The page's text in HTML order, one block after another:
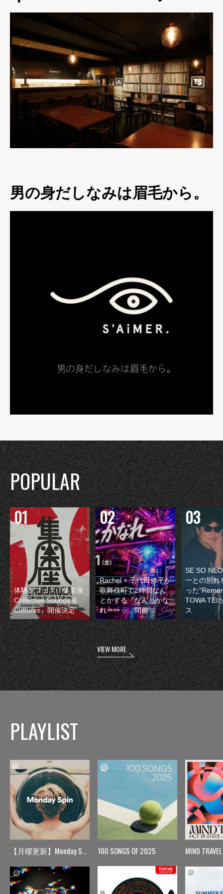
男の身だしなみは眉毛から。
POPULAR
体験型フェス『集楽座
Collective Sounds &
Cultures』開催決定
Rachel × 千代田修平が
歌舞伎町で2時間なん
とかする『なんとかな
れーーッ』開催
SE SO
一との別れ
った
TOWA TEI
ス
VIEW MORE
PLAYLIST
【月曜更新】Monday Spin 100 SONGS OF 2025 MIND TRAVEL